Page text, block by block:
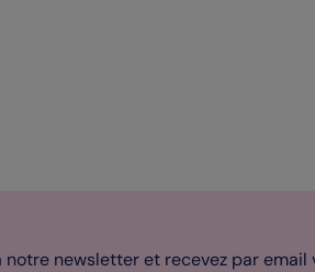
notre newsletter et recevez par email